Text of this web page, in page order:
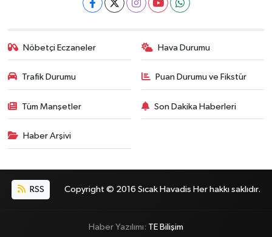
Nöbetçi Eczaneler Hava Durumu
Trafik Durumu Puan Durumu ve Fikstür
Tüm Manşetler Son Dakika Haberleri
Haber Arşivi
RSS Copyright © 2016 Sıcak Havadis Her hakkı saklıdır.
Haber Yazılımı: TE Bilişim